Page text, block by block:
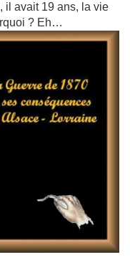
il avait 19 ans, la vie
? Eh…